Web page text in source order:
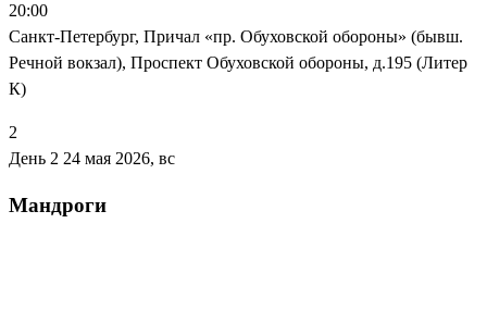
20:00
Санкт-Петербург, Причал «пр. Обуховской обороны» (бывш.
Речной вокзал), Проспект Обуховской обороны, д.195 (Литер
К)
2
День 2 24 мая 2026, вс
Мандроги